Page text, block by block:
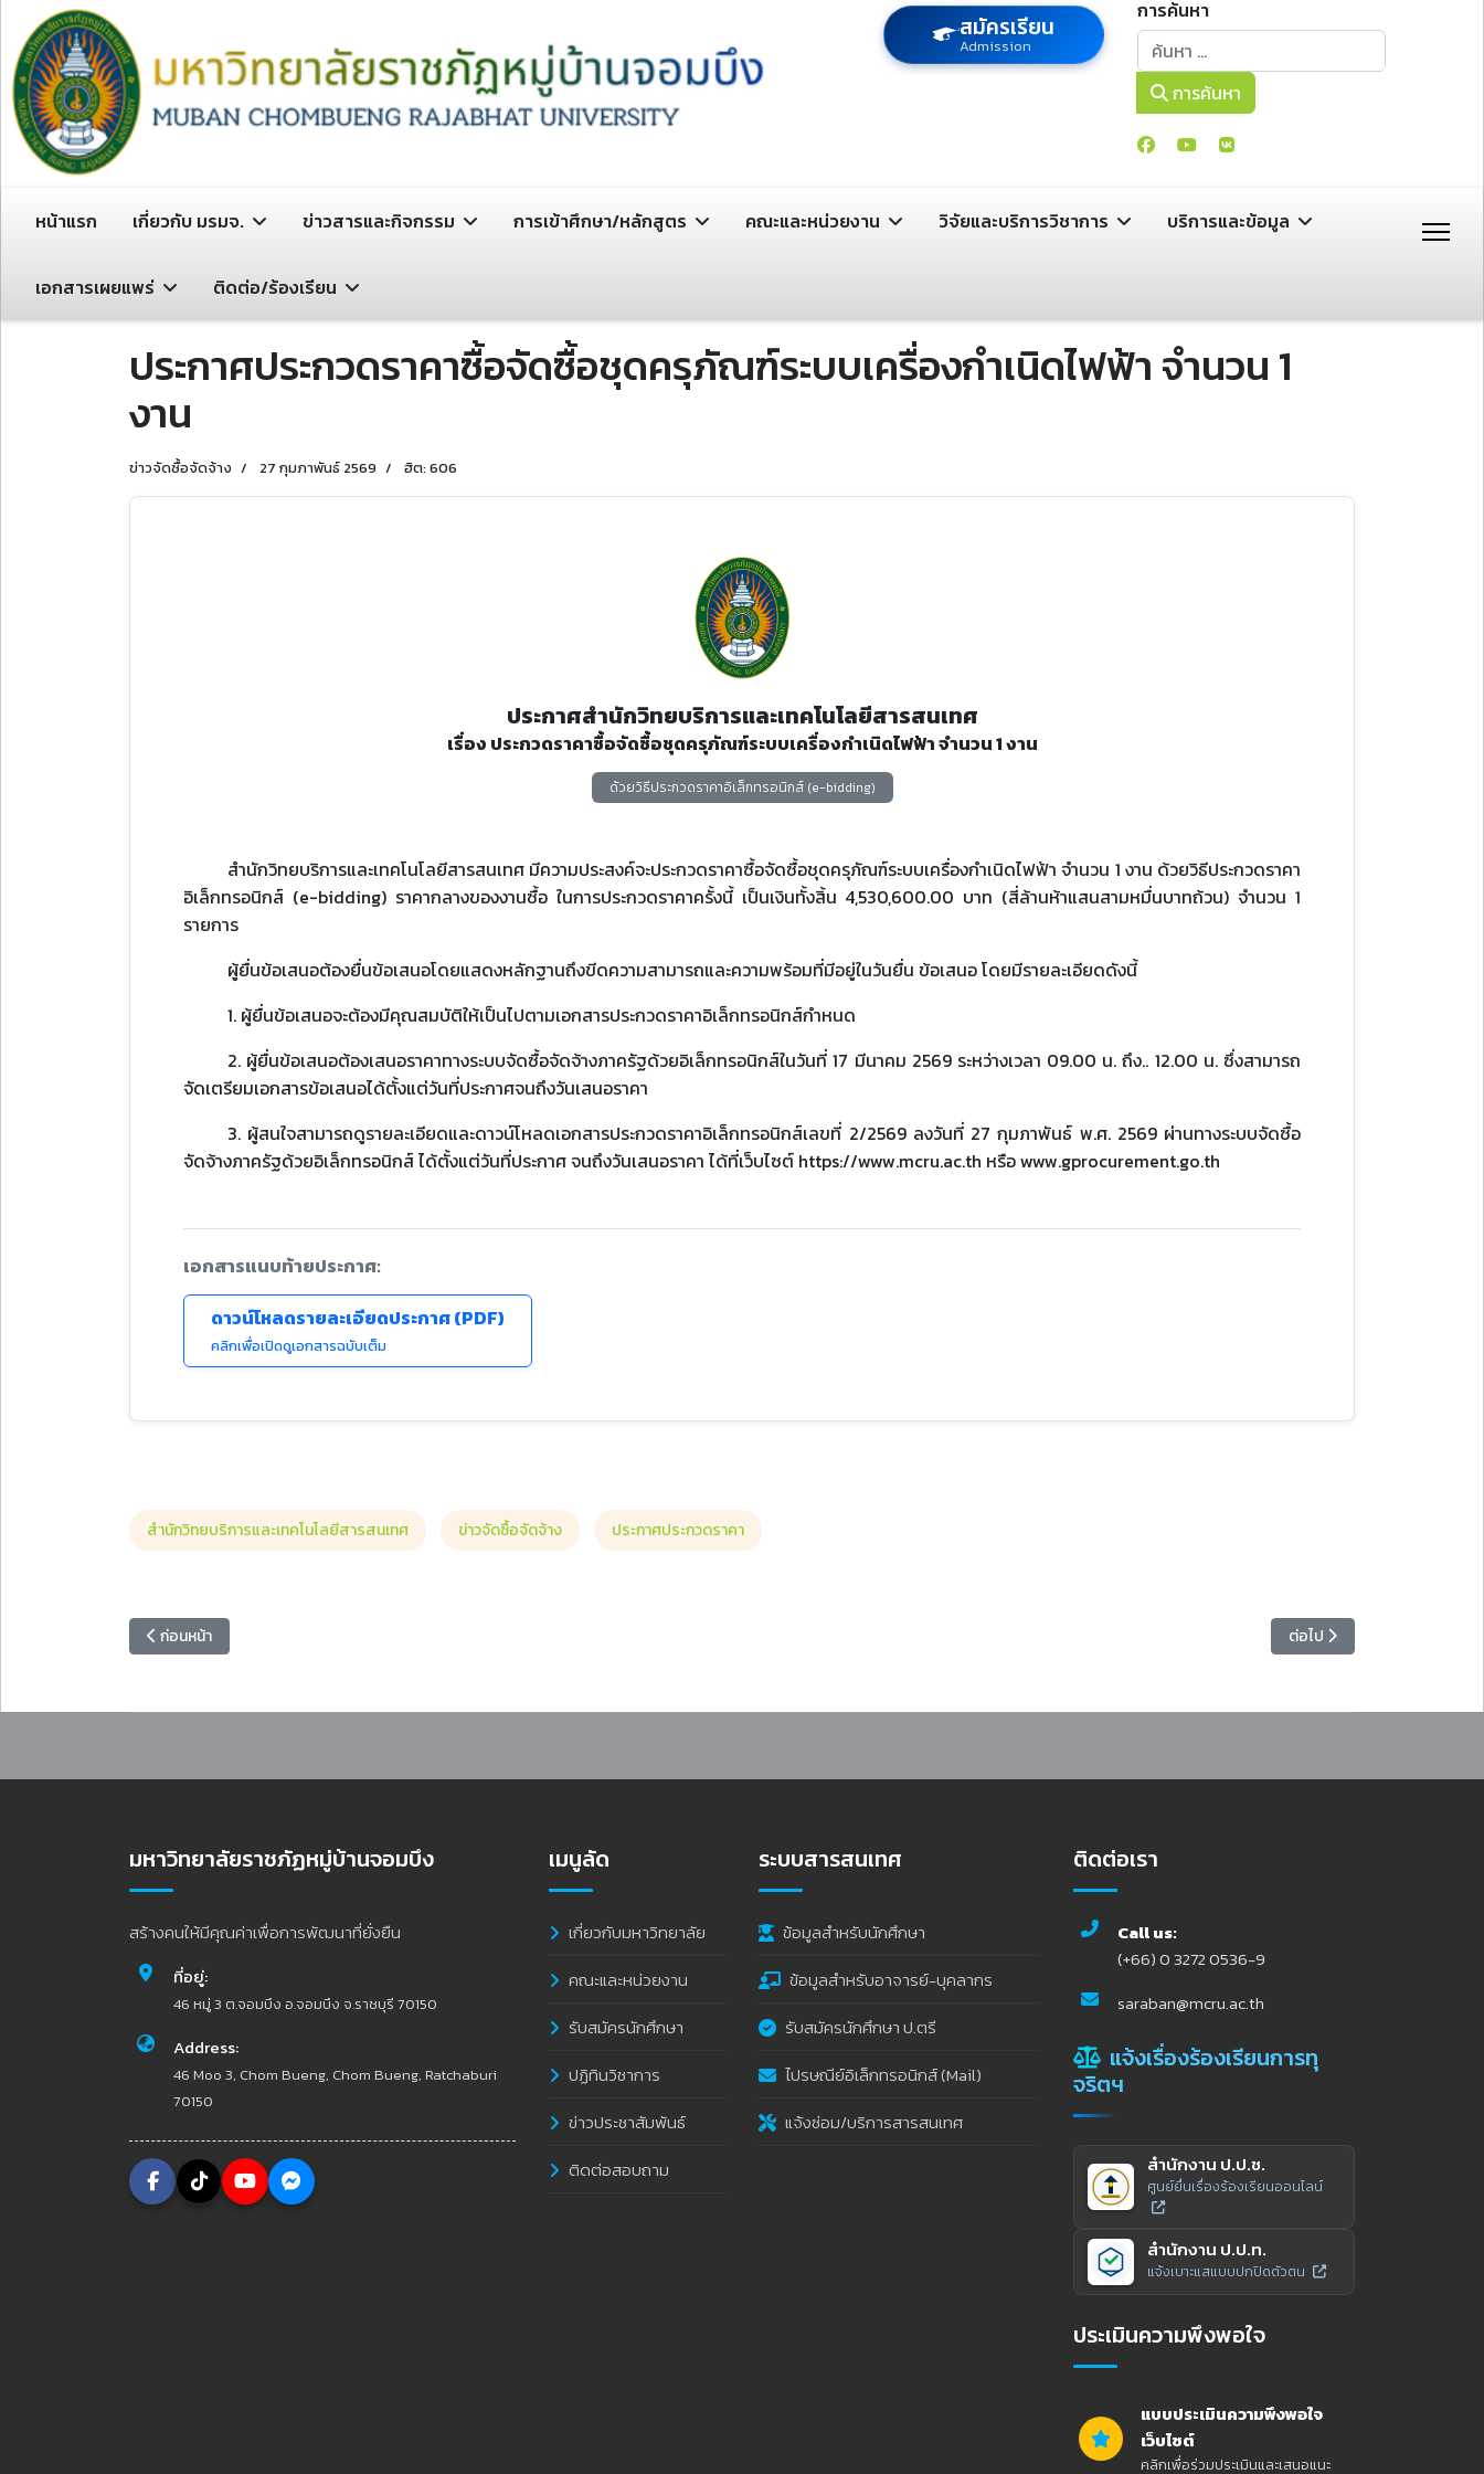
สมัครเรียน
Admission
การค้นหา
การค้นหา
การค้นหา
หน้าแรก เกี่ยวกับ มรมจ. ข่าวสารและกิจกรรม การเข้าศึกษา/หลักสูตร คณะและหน่วยงาน วิจัยและบริการวิชาการ บริการและข้อมูล
เอกสารเผยแพร่ ติดต่อ/ร้องเรียน
ประกาศประกวดราคาซื้อจัดซื้อชุดครุภัณฑ์ระบบเครื่องกำเนิดไฟฟ้า จํานวน 1
งาน
ข่าวจัดซื้อจัดจ้าง 27 กุมภาพันธ์ 2569 ฮิต: 606
ประกาศสำนักวิทยบริการและเทคโนโลยีสารสนเทศ
เรื่อง ประกวดราคาซื้อจัดซื้อชุดครุภัณฑ์ระบบเครื่องกำเนิดไฟฟ้า จํานวน 1 งาน
ด้วยวิธีประกวดราคาอิเล็กทรอนิกส์ (e-bidding)
สำนักวิทยบริการและเทคโนโลยีสารสนเทศ มีความประสงค์จะประกวดราคาซื้อจัดซื้อชุดครุภัณฑ์ระบบเครื่องกำเนิดไฟฟ้า จํานวน 1 งาน ด้วยวิธีประกวดราคา
อิเล็กทรอนิกส์ (e-bidding) ราคากลางของงานซื้อ ในการประกวดราคาครั้งนี้ เป็นเงินทั้งสิ้น 4,530,600.00 บาท (สี่ล้านห้าแสนสามหมื่นบาทถ้วน) จํานวน 1
รายการ
ผู้ยื่นข้อเสนอต้องยื่นข้อเสนอโดยแสดงหลักฐานถึงขีดความสามารถและความพร้อมที่มีอยู่ในวันยื่น ข้อเสนอ โดยมีรายละเอียดดังนี้
1. ผู้ยื่นข้อเสนอจะต้องมีคุณสมบัติให้เป็นไปตามเอกสารประกวดราคาอิเล็กทรอนิกส์กําหนด
2. ผู้ยื่นข้อเสนอต้องเสนอราคาทางระบบจัดซื้อจัดจ้างภาครัฐด้วยอิเล็กทรอนิกส์ในวันที่ 17 มีนาคม 2569 ระหว่างเวลา 09.00 น. ถึง.. 12.00 น. ซึ่งสามารถ
จัดเตรียมเอกสารข้อเสนอได้ตั้งแต่วันที่ประกาศจนถึงวันเสนอราคา
3. ผู้สนใจสามารถดูรายละเอียดและดาวน์โหลดเอกสารประกวดราคาอิเล็กทรอนิกส์เลขที่ 2/2569 ลงวันที่ 27 กุมภาพันธ์ พ.ศ. 2569 ผ่านทางระบบจัดซื้อ
จัดจ้างภาครัฐด้วยอิเล็กทรอนิกส์ ได้ตั้งแต่วันที่ประกาศ จนถึงวันเสนอราคา ได้ที่เว็บไซต์ https://www.mcru.ac.th หรือ www.gprocurement.go.th
เอกสารแนบท้ายประกาศ:
ดาวน์โหลดรายละเอียดประกาศ (PDF)
คลิกเพื่อเปิดดูเอกสารฉบับเต็ม
สำนักวิทยบริการและเทคโนโลยีสารสนเทศ ข่าวจัดซื้อจัดจ้าง ประกาศประกวดราคา
เนื้อหาก่อนหน้า: ประกาศประกวดราคาจ้างก่อสร้างปรับปรุงท่อน้ำบาดาลภายในมหาวิทยาลัย จํานวน 1 งาน
ก่อนหน้า เนื้อหาถัดไป: [ร่าง] ประกาศป
ต่อไป
มหาวิทยาลัยราชภัฏหมู่บ้านจอมบึง
สร้างคนให้มีคุณค่าเพื่อการพัฒนาที่ยั่งยืน
ที่อยู่:
46 หมู่ 3 ต.จอมบึง อ.จอมบึง จ.ราชบุรี 70150
Address:
46 Moo 3, Chom Bueng, Chom Bueng, Ratchaburi
70150
เมนูลัด
เกี่ยวกับมหาวิทยาลัย
คณะและหน่วยงาน
รับสมัครนักศึกษา
ปฏิทินวิชาการ
ข่าวประชาสัมพันธ์
ติดต่อสอบถาม
ระบบสารสนเทศ
ข้อมูลสำหรับนักศึกษา
ข้อมูลสำหรับอาจารย์-บุคลากร
รับสมัครนักศึกษา ป.ตรี
ไปรษณีย์อิเล็กทรอนิกส์ (Mail)
แจ้งซ่อม/บริการสารสนเทศ
ติดต่อเรา
Call us:
(+66) 0 3272 0536-9
saraban@mcru.ac.th
แจ้งเรื่องร้องเรียนการทุ
จริตฯ
สำนักงาน ป.ป.ช.
ศูนย์ยื่นเรื่องร้องเรียนออนไลน์
สำนักงาน ป.ป.ท.
แจ้งเบาะแสแบบปกปิดตัวตน
ประเมินความพึงพอใจ
แบบประเมินความพึงพอใจ
เว็บไซต์
คลิกเพื่อร่วมประเมินและเสนอแนะ